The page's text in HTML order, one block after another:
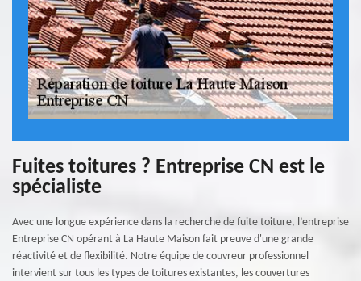
Fuites toitures ? Entreprise CN est le
spécialiste
Avec une longue expérience dans la recherche de fuite toiture, l’entreprise
Entreprise CN opérant à La Haute Maison fait preuve d'une grande
réactivité et de flexibilité. Notre équipe de couvreur professionnel
intervient sur tous les types de toitures existantes, les couvertures